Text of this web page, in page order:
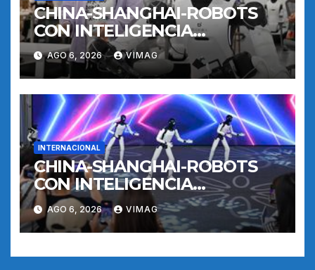
CHINA-SHANGHAI-ROBOTS
CON INTELIGENCIA
INCORPORADA-
ENTRENAMIENTO
AGO 6, 2026 VIMAG
INTERNACIONAL
CHINA-SHANGHAI-ROBOTS
CON INTELIGENCIA
INCORPORADA-
ENTRENAMIENTO
AGO 6, 2026 VIMAG